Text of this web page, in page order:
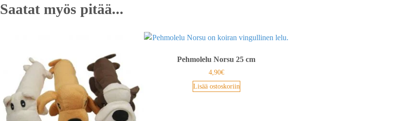
Saatat myös pitää...
Pehmolelu Norsu 25 cm
4,90€
Lisää ostoskoriin